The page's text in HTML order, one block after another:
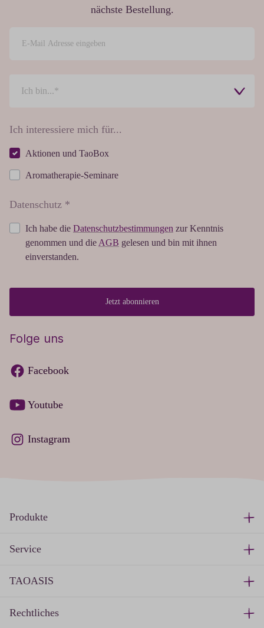
nächste Bestellung.
Ich interessiere mich für...
Aktionen und TaoBox
Aromatherapie-Seminare
Datenschutz *
Ich habe die Datenschutzbestimmungen zur Kenntnis
genommen und die AGB gelesen und bin mit ihnen
einverstanden.
Jetzt abonnieren
Folge uns
Facebook
Youtube
Instagram
Produkte
Service
TAOASIS
Rechtliches